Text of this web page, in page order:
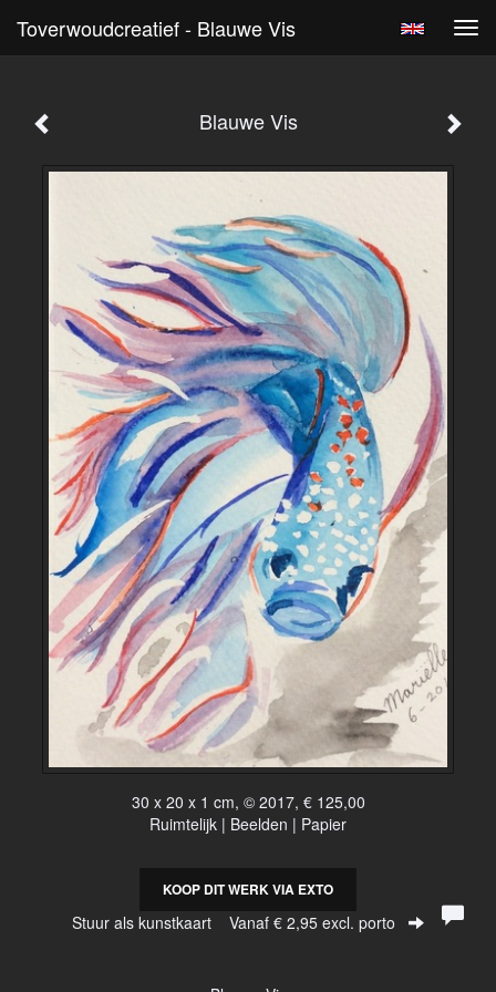
Toverwoudcreatief - Blauwe Vis
Blauwe Vis
30 x 20 x 1 cm, © 2017, € 125,00
Ruimtelijk | Beelden | Papier
KOOP DIT WERK VIA EXTO
Stuur als kunstkaart Vanaf € 2,95 excl. porto